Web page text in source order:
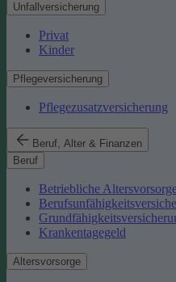
Unfallversicherung
Privat
Kinder
Pflegeversicherung
Pflegezusatzversicherung
Beruf, Alter & Finanzen
Beruf
Betriebliche
Krankentagegeld
Altersvorsorge